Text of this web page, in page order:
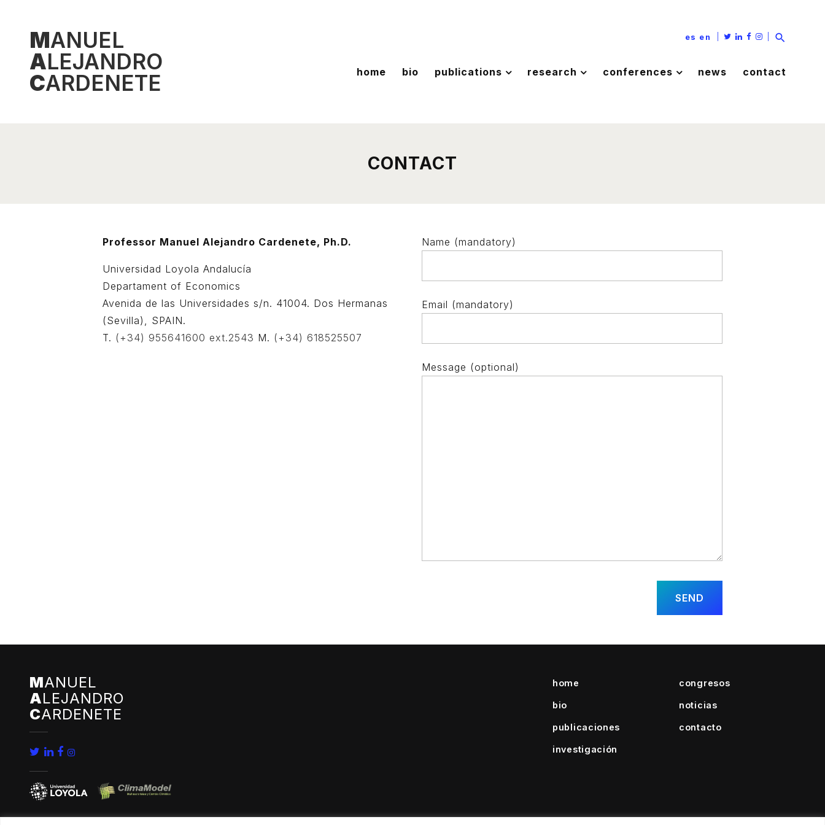
contentMANUEL
ALEJANDRO
CARDENETE
es en
home bio publications research conferences news contact
CONTACT
Professor Manuel Alejandro Cardenete, Ph.D.
Universidad Loyola Andalucía
Departament of Economics
Avenida de las Universidades s/n. 41004. Dos Hermanas
(Sevilla), SPAIN.
T. (+34) 955641600 ext.2543 M. (+34) 618525507
Name (mandatory)
Email (mandatory)
Message (optional)
MANUEL
ALEJANDRO
CARDENETE
home
bio
publicaciones
investigación
congresos
noticias
contacto